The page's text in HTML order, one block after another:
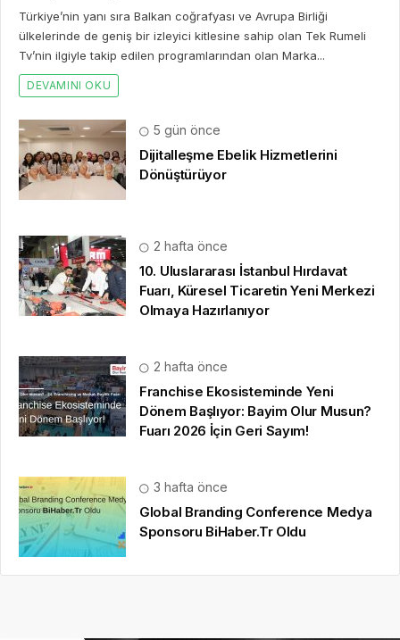
Türkiye’nin yanı sıra Balkan coğrafyası ve Avrupa Birliği
ülkelerinde de geniş bir izleyici kitlesine sahip olan Tek Rumeli
Tv’nin ilgiyle takip edilen programlarından olan Marka...
DEVAMINI OKU
5 gün önce
Dijitalleşme Ebelik Hizmetlerini
Dönüştürüyor
2 hafta önce
10. Uluslararası İstanbul Hırdavat
Fuarı, Küresel Ticaretin Yeni Merkezi
Olmaya Hazırlanıyor
2 hafta önce
Franchise Ekosisteminde Yeni
Dönem Başlıyor: Bayim Olur Musun?
Fuarı 2026 İçin Geri Sayım!
3 hafta önce
Global Branding Conference Medya
Sponsoru BiHaber.Tr Oldu